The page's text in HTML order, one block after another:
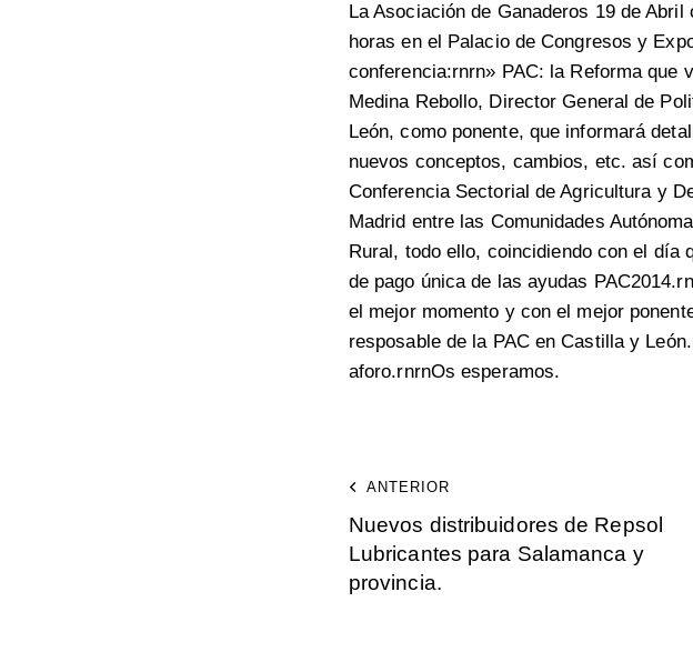
La Asociación de Ganaderos 19 de
horas en el Palacio de Congresos y
conferencia:rnrn» PAC: la Reforma que
Medina Rebollo, Director General de
León, como ponente, que informará
nuevos conceptos, cambios, etc. así
Conferencia Sectorial de Agricultura y
Madrid entre las Comunidades
Rural, todo ello, coincidiendo con el día
de pago única de las ayudas
el mejor momento y con el mejor
resposable de la PAC en Castilla y
aforo.rnrnOs esperamos.
ANTERIOR
Nuevos distribuidores de Repsol
Lubricantes para Salamanca y
provincia.